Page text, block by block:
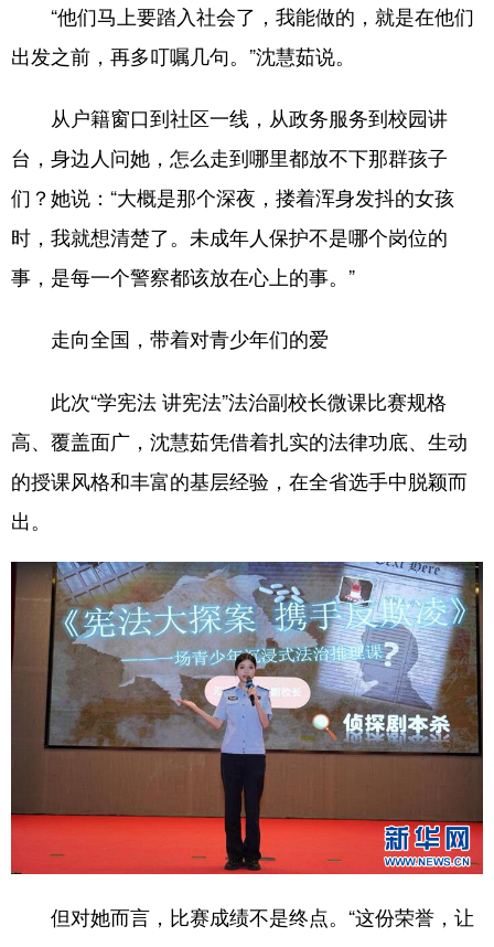
“他们马上要踏入社会了，我能做的，就是在他们
出发之前，再多叮嘱几句。”沈慧茹说。
从户籍窗口到社区一线，从政务服务到校园讲
台，身边人问她，怎么走到哪里都放不下那群孩子
们？她说：“大概是那个深夜，搂着浑身发抖的女孩
时，我就想清楚了。未成年人保护不是哪个岗位的
事，是每一个警察都该放在心上的事。”
走向全国，带着对青少年们的爱
此次“学宪法 讲宪法”法治副校长微课比赛规格
高、覆盖面广，沈慧茹凭借着扎实的法律功底、生动
的授课风格和丰富的基层经验，在全省选手中脱颖而
出。
但对她而言，比赛成绩不是终点。“这份荣誉，让